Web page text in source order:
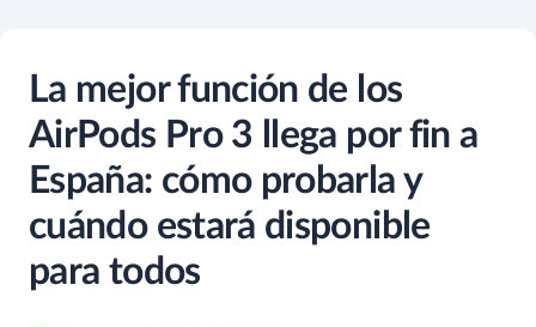
La mejor función de los
AirPods Pro 3 llega por fin a
España: cómo probarla y
cuándo estará disponible
para todos